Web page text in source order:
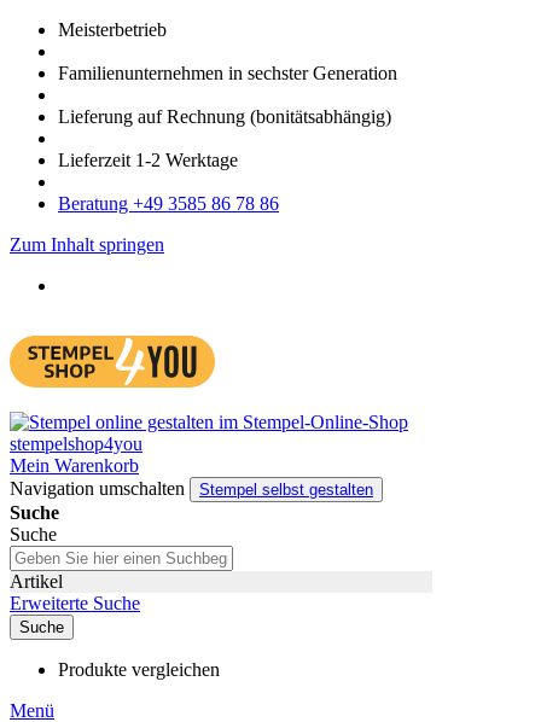
Meister­betrieb
Familien­unter­nehmen in sechster Gene­ration
Lieferung auf Rech­nung (bonitätsabhängig)
Liefer­zeit 1-2 Werk­tage
Bera­tung +49 3585 86 78 86
Zum Inhalt springen
Mein Warenkorb
Navigation umschalten
Stempel selbst gestalten
Suche
Suche
Artikel
Erweiterte Suche
Suche
Produkte vergleichen
Menü